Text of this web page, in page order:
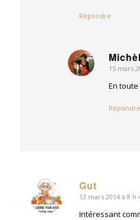
Répondre
dit
15 mars
En
Répondre
Gut
dit
:
13 mars 2014 à 8 h
Intéressant